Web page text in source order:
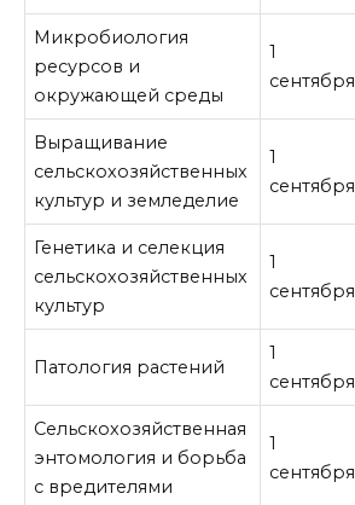
Микробиология
ресурсов и
окружающей среды
1
сентября
Выращивание
сельскохозяйственных
культур и земледелие
1
сентября
Генетика и селекция
сельскохозяйственных
культур
1
сентября
Патология растений
1
сентября
Сельскохозяйственная
энтомология и борьба
с вредителями
1
сентября